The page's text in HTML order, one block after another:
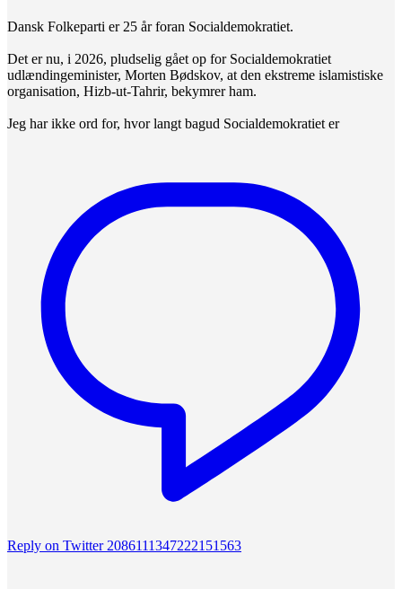
Dansk Folkeparti er 25 år foran Socialdemokratiet.
Det er nu, i 2026, pludselig gået op for Socialdemokratiet
udlændingeminister, Morten Bødskov, at den ekstreme islamistiske
organisation, Hizb-ut-Tahrir, bekymrer ham.
Jeg har ikke ord for, hvor langt bagud Socialdemokratiet er
Reply on Twitter 2086111347222151563